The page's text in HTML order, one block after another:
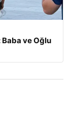
Baba ve Oğlu